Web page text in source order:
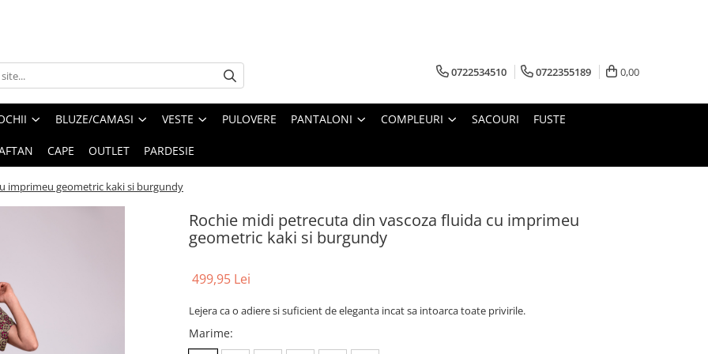
0722534510 0722355189 0,00
BLUZE/CAMASI VESTE PULOVERE PANTALONI COMPLEURI SACOURI FUSTE
CAPE OUTLET PARDESIE
imprimeu geometric kaki si burgundy
Rochie midi petrecuta din vascoza fluida cu imprimeu
geometric kaki si burgundy
499,95 Lei
Lejera ca o adiere si suficient de eleganta incat sa intoarca toate privirile.
Marime: